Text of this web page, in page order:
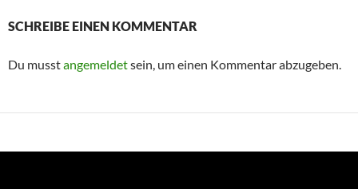
SCHREIBE EINEN KOMMENTAR
Du musstangemeldetsein, um einen Kommentar abzugeben.